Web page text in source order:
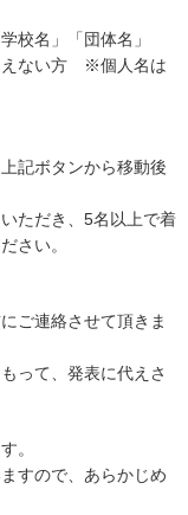
校名」「団体名」
えない方 ※個人名は
記ボタンから移動後
ただき、5名以上で着
さい。
ご連絡させて頂きま
って、発表に代えさ
。
すので、あらかじめ